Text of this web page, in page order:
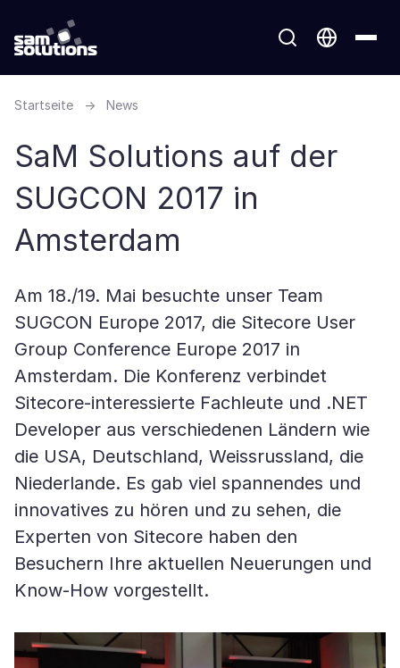
Startseite → News
SaM Solutions auf der
SUGCON 2017 in
Amsterdam
Am 18./19. Mai besuchte unser Team
SUGCON Europe 2017, die Sitecore User
Group Conference Europe 2017 in
Amsterdam. Die Konferenz verbindet
Sitecore-interessierte Fachleute und .NET
Developer aus verschiedenen Ländern wie
die USA, Deutschland, Weissrussland, die
Niederlande. Es gab viel spannendes und
innovatives zu hören und zu sehen, die
Experten von Sitecore haben den
Besuchern Ihre aktuellen Neuerungen und
Know-How vorgestellt.